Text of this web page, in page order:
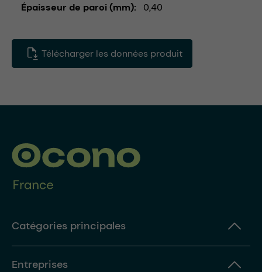
Épaisseur de paroi (mm) 0,40
Télécharger les données produit
Catégories principales
Entreprises